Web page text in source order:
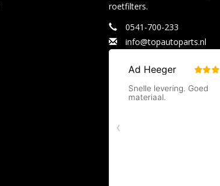
roetfilters.
0541-700-233
info@topautoparts.nl